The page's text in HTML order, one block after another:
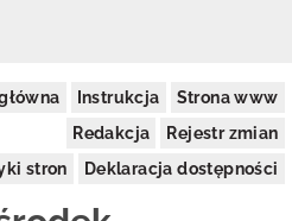
Instrukcja
Strona www
Redakcja
Rejestr zmian
stron
Deklaracja dostępności